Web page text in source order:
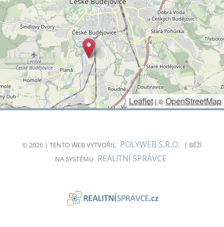
Leaflet |© OpenStreetMap
© 2026 | TENTO WEB VYTVOŘIL POLYWEB S.R.O.
| BĚŽÍ
NA SYSTÉMU REALITNÍ SPRÁVCE